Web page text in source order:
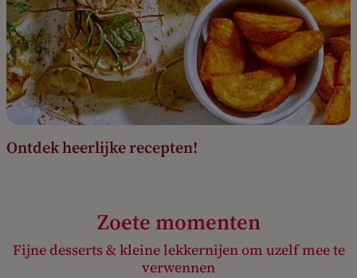
Ontdek heerlijke recepten!
Zoete momenten
Fijne desserts & kleine lekkernijen om uzelf mee te
verwennen